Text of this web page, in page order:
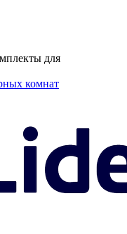
для
комнат